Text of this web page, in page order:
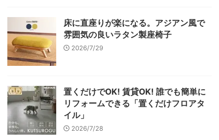
床に直座りが楽になる。アジアン風で
雰囲気の良いラタン製座椅子
2026/7/29
置くだけでOK! 賃貸OK! 誰でも簡単に
リフォームできる「置くだけフロアタ
イル」
2026/7/28